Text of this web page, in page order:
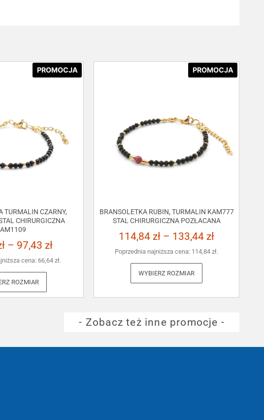
PROMOCJA
TURMALIN CZARNY,
CHIRURGICZNA
– 97,43 zł
cena: 66,64 zł.
ROZMIAR
PROMOCJA
BRANSOLETKA RUBIN, TURMALIN KAM777
STAL CHIRURGICZNA POZŁACANA
114,84 zł – 133,44 zł
Poprzednia najniższa cena: 114,84 zł.
WYBIERZ ROZMIAR
- Zobacz też inne promocje -